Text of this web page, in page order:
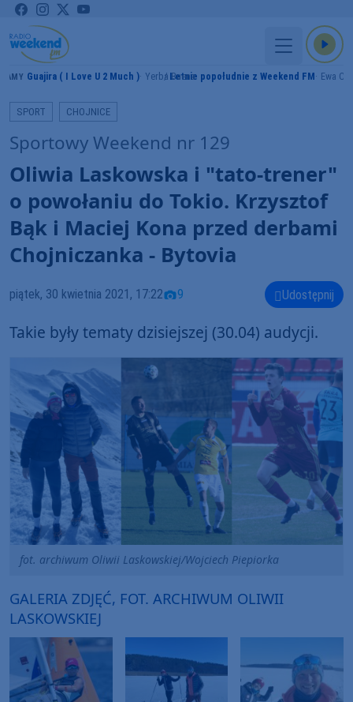
Guajira ( I Love U 2 Much ) Yerba BuenaLetnie popołudnie z Weekend FM Ewa
SPORT CHOJNICE
Sportowy Weekend nr 129
Oliwia Laskowska i "tato-trener"
o powołaniu do Tokio. Krzysztof
Bąk i Maciej Kona przed derbami
Chojniczanka - Bytovia
piątek, 30 kwietnia 2021, 17:22 9 Udostępnij
Takie były tematy dzisiejszej (30.04) audycji.
fot. archiwum Oliwii Laskowskiej/Wojciech Piepiorka
GALERIA ZDJĘĆ, FOT. ARCHIWUM OLIWII
LASKOWSKIEJ